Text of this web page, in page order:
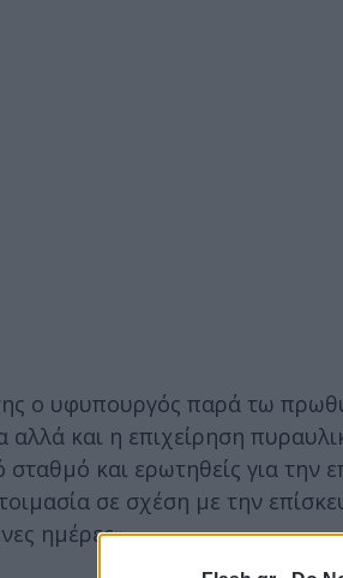
ο υφυπουργός παρά τω
και η επιχείρηση
σταθμό και ερωτηθείς για
σε σχέση με την
ημέρες».